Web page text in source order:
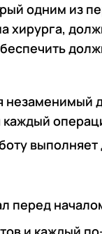
одним из
хирурга,
перед